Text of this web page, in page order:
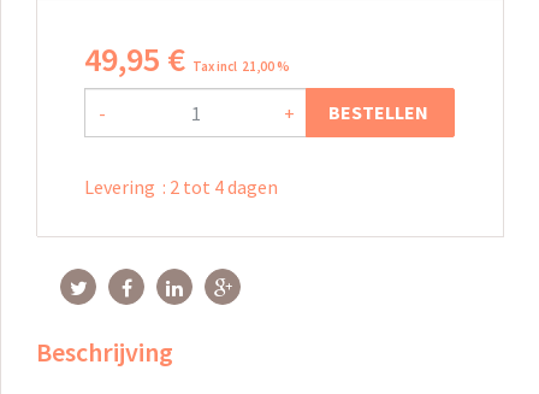
49,95 € Tax incl 21,00 %
- + BESTELLEN
Levering : 2 tot 4 dagen
Beschrijving